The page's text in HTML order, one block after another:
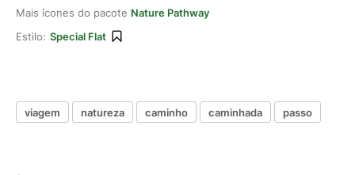
Mais ícones do pacote Nature Pathway
Estilo: Special Flat
viagem natureza caminho caminhada passo